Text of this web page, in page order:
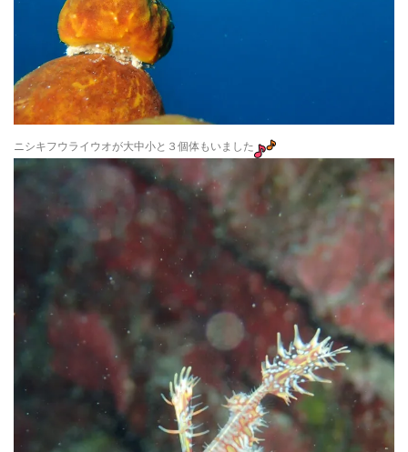
ニシキフウライウオが大中小と３個体もいました